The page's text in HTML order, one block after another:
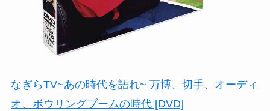
なぎらTV~あの時代を語れ~ 万博、切手、オーディ
オ、ボウリングブームの時代 [DVD]